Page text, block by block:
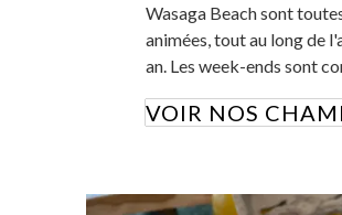
Wasaga Beach sont
animées, tout au long de
an. Les week-ends sont
VOIR NOS